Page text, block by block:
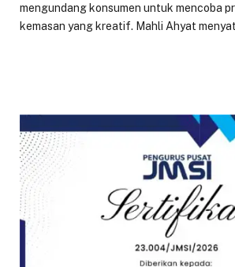
mengundang konsumen untuk mencoba
kemasan yang kreatif. Mahli Ahyat